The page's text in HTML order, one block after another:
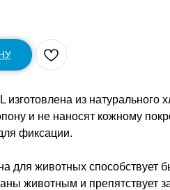
изготовлена из натурального
и не наносят кожному
фиксации.
для животных способствует
животным и препятствует